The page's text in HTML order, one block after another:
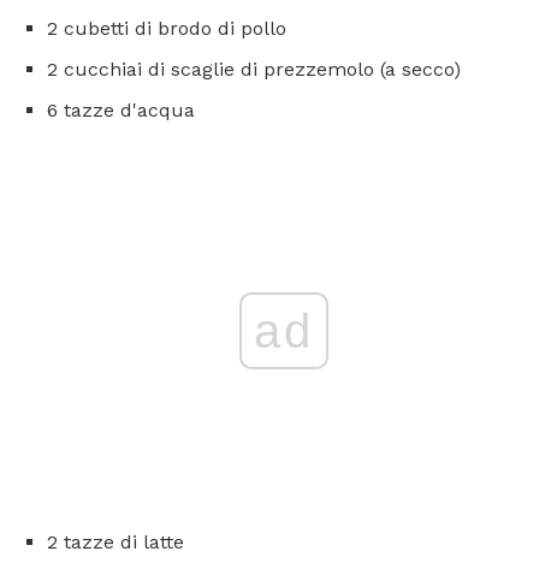
2 cubetti di brodo di pollo
2 cucchiai di scaglie di prezzemolo (a secco)
6 tazze d'acqua
ad
2 tazze di latte